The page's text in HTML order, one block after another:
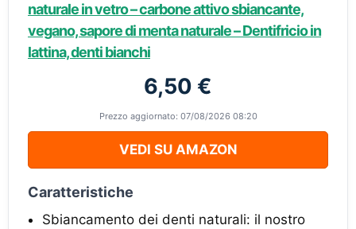
naturale in vetro – carbone attivo sbiancante,
vegano, sapore di menta naturale – Dentifricio in
lattina, denti bianchi
6,50 €
Prezzo aggiornato: 07/08/2026 08:20
VEDI SU AMAZON
Caratteristiche
Sbiancamento dei denti naturali: il nostro